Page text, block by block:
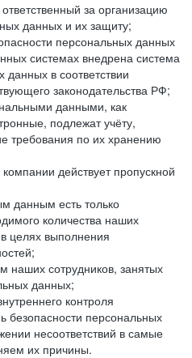
за организацию
данных и их защиту;
персональных данных
системах внедрена система
в соответствии
законодательства РФ;
данными, как
подлежат учёту,
требования по их хранению
действует пропускной
данным есть только
количества наших
целях выполнения
наших сотрудников, занятых
данных;
контроля
персональных
несоответствий в самые
их причины.